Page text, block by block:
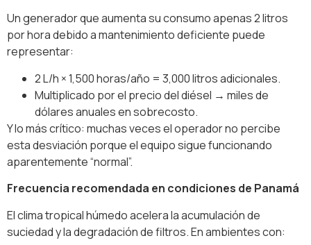
Un generador que aumenta su consumo apenas 2 litros
por hora debido a mantenimiento deficiente puede
representar:
2 L/h × 1,500 horas/año = 3,000 litros adicionales.
Multiplicado por el precio del diésel → miles de
dólares anuales en sobrecosto.
Y lo más crítico: muchas veces el operador no percibe
esta desviación porque el equipo sigue funcionando
aparentemente “normal”.
Frecuencia recomendada en condiciones de Panamá
El clima tropical húmedo acelera la acumulación de
suciedad y la degradación de filtros. En ambientes con: